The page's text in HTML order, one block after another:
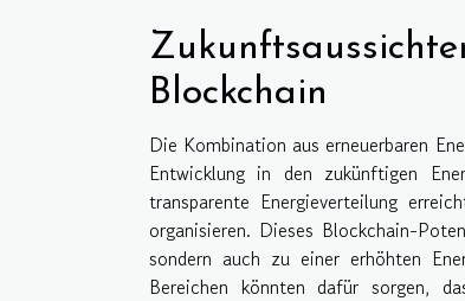
Blockchain
Die Kombination aus erneuerbaren
Entwicklung in den zukünftigen
transparente Energieverteilung
organisieren. Dieses Blockchain-
sondern auch zu einer erhöhten
Bereichen könnten dafür sorgen,